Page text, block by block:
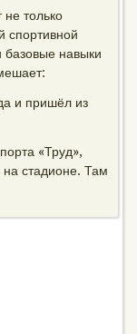
только
спортивной
базовые навыки
и пришёл из
«Труд»,
на стадионе. Там